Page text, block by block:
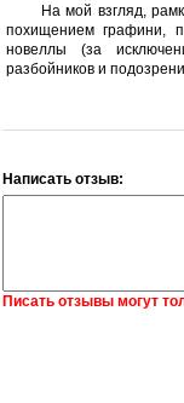
На мой взгляд,
похищением графини,
новеллы (за
разбойников и
Написать отзыв:
Писать отзывы могут